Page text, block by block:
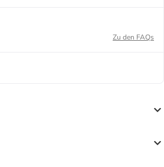
Zu den FAQs